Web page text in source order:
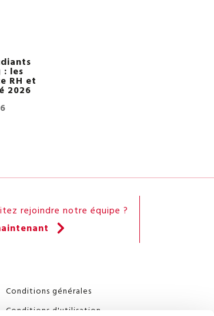
: les
RH et
2026
rejoindre notre équipe ?
Conditions générales
Conditions d'utilisation